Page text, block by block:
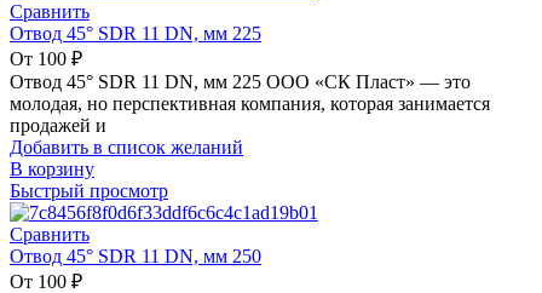
Сравнить
Отвод 45° SDR 11 DN, мм 225
От 100 ₽
Отвод 45° SDR 11 DN, мм 225 ООО «СК Пласт» — это
молодая, но перспективная компания, которая занимается
продажей и
Добавить в список желаний
В корзину
Быстрый просмотр
Сравнить
Отвод 45° SDR 11 DN, мм 250
От 100 ₽